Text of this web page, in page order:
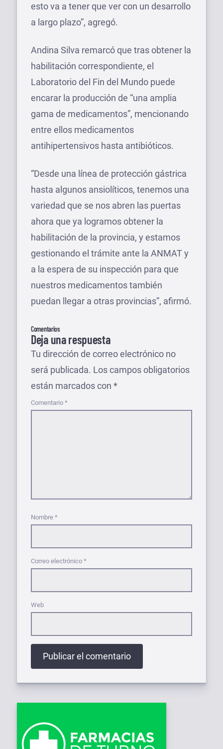
esto va a tener que ver con un desarrollo
a largo plazo”, agregó.
Andina Silva remarcó que tras obtener la
habilitación correspondiente, el
Laboratorio del Fin del Mundo puede
encarar la producción de “una amplia
gama de medicamentos”, mencionando
entre ellos medicamentos
antihipertensivos hasta antibióticos.
“Desde una línea de protección gástrica
hasta algunos ansiolíticos, tenemos una
variedad que se nos abren las puertas
ahora que ya logramos obtener la
habilitación de la provincia, y estamos
gestionando el trámite ante la ANMAT y
a la espera de su inspección para que
nuestros medicamentos también
puedan llegar a otras provincias”, afirmó.
Comentarios
Deja una respuesta
Tu dirección de correo electrónico no
será publicada. Los campos obligatorios
están marcados con *
Comentario *
Nombre *
Correo electrónico *
Web